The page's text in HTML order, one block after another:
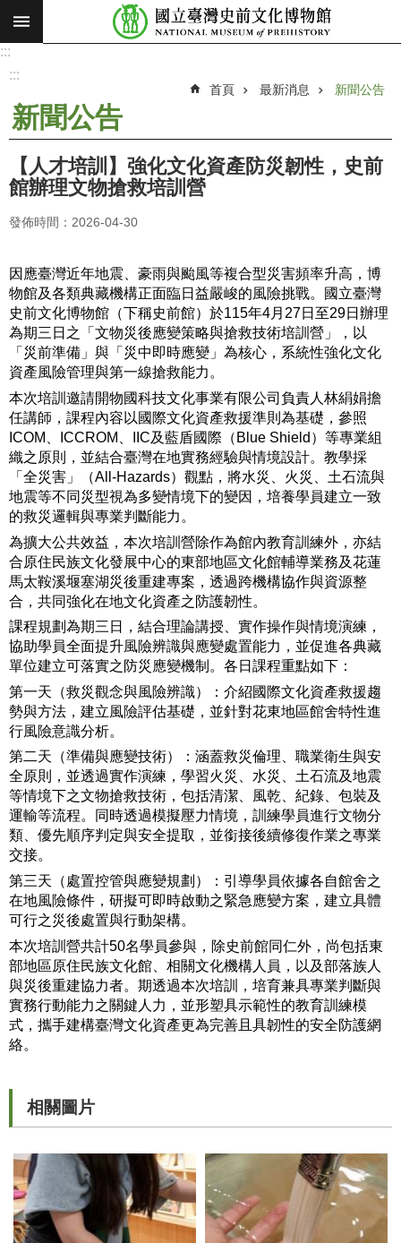
跳到主要內容區塊
搜
願
景
使
命
最
消
息
參
觀
展
覽
學
習
探
索
認
識
我
們
便
民
務
別
平
等
專
區
友
善
措
施
服
務
服
務
站
導
覽
R
:::
:::
首頁 最新消息 新聞公告
新聞公告
【人才培訓】強化文化資產防災韌性，史前
館辦理文物搶救培訓營
發佈時間：2026-04-30
因應臺灣近年地震、豪雨與颱風等複合型災害頻率升高，博
物館及各類典藏機構正面臨日益嚴峻的風險挑戰。國立臺灣
史前文化博物館（下稱史前館）於115年4月27日至29日辦理
為期三日之「文物災後應變策略與搶救技術培訓營」，以
「災前準備」與「災中即時應變」為核心，系統性強化文化
資產風險管理與第一線搶救能力。
本次培訓邀請開物國科技文化事業有限公司負責人林絹娟擔
任講師，課程內容以國際文化資產救援準則為基礎，參照
ICOM、ICCROM、IIC及藍盾國際（Blue Shield）等專業組
織之原則，並結合臺灣在地實務經驗與情境設計。教學採
「全災害」（All-Hazards）觀點，將水災、火災、土石流與
地震等不同災型視為多變情境下的變因，培養學員建立一致
的救災邏輯與專業判斷能力。
為擴大公共效益，本次培訓營除作為館內教育訓練外，亦結
合原住民族文化發展中心的東部地區文化館輔導業務及花蓮
馬太鞍溪堰塞湖災後重建專案，透過跨機構協作與資源整
合，共同強化在地文化資產之防護韌性。
課程規劃為期三日，結合理論講授、實作操作與情境演練，
協助學員全面提升風險辨識與應變處置能力，並促進各典藏
單位建立可落實之防災應變機制。各日課程重點如下：
第一天（救災觀念與風險辨識）：介紹國際文化資產救援趨
勢與方法，建立風險評估基礎，並針對花東地區館舍特性進
行風險意識分析。
第二天（準備與應變技術）：涵蓋救災倫理、職業衛生與安
全原則，並透過實作演練，學習火災、水災、土石流及地震
等情境下之文物搶救技術，包括清潔、風乾、紀錄、包裝及
運輸等流程。同時透過模擬壓力情境，訓練學員進行文物分
類、優先順序判定與安全提取，並銜接後續修復作業之專業
交接。
第三天（處置控管與應變規劃）：引導學員依據各自館舍之
在地風險條件，研擬可即時啟動之緊急應變方案，建立具體
可行之災後處置與行動架構。
本次培訓營共計50名學員參與，除史前館同仁外，尚包括東
部地區原住民族文化館、相關文化機構人員，以及部落族人
與災後重建協力者。期透過本次培訓，培育兼具專業判斷與
實務行動能力之關鍵人力，並形塑具示範性的教育訓練模
式，攜手建構臺灣文化資產更為完善且具韌性的安全防護網
絡。
相關圖片